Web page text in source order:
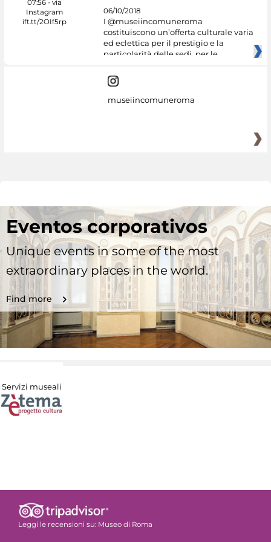
06/10/2018
I @museiincomuneroma
costituiscono un’offerta culturale varia
ed eclettica per il prestigio e la
particolarità delle sedi, per le
museiincomuneroma
Eventos corporativos
Unique events in some of the most
extraordinary places in the world.
Find more
Servizi museali
Leggi le recensioni su: Museo di Roma